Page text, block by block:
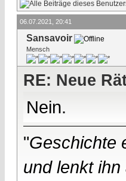
06.07.2021, 20:41
Sansavoir
Mensch
RE: Neue
Nein.
"Geschichte
und lenkt